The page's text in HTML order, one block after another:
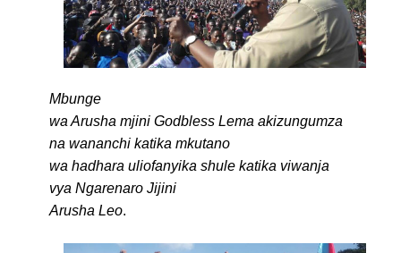
Mbunge
wa Arusha mjini Godbless Lema akizungumza
na wananchi katika mkutano
wa hadhara uliofanyika shule katika viwanja
vya Ngarenaro Jijini
Arusha Leo.